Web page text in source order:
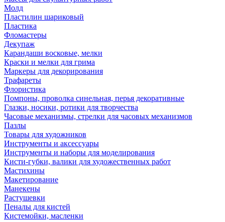
Молд
Пластилин шариковый
Пластика
Фломастеры
Декупаж
Карандаши восковые, мелки
Краски и мелки для грима
Маркеры для декорирования
Трафареты
Флористика
Помпоны, проволка синельная, перья декоративные
Глазки, носики, ротики для творчества
Часовые механизмы, стрелки для часовых механизмов
Пазлы
Товары для художников
Инструменты и аксессуары
Инструменты и наборы для моделирования
Кисти-губки, валики для художественных работ
Мастихины
Макетирование
Манекены
Растушевки
Пеналы для кистей
Кистемойки, масленки